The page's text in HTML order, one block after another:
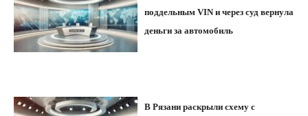
поддельным VIN и через суд вернула
деньги за автомобиль
В Рязани раскрыли схему с